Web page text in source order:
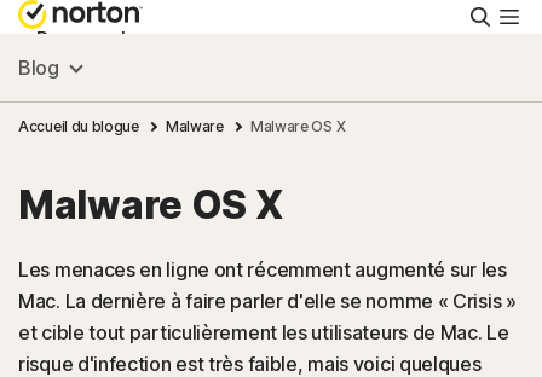
Personnel
Small Business
Ressources
Support
Essayer gratuitement
Blog
Accueil du blogue Malware Malware OS X
Malware OS X
Les menaces en ligne ont récemment augmenté sur les
Mac. La dernière à faire parler d'elle se nomme « Crisis »
et cible tout particulièrement les utilisateurs de Mac. Le
risque d'infection est très faible, mais voici quelques